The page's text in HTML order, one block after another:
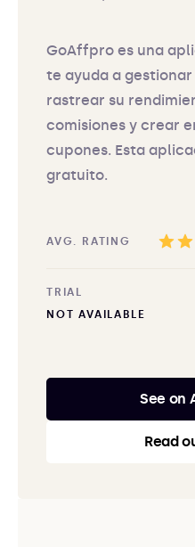
GoAffpro es una
te ayuda a
rastrear su
comisiones y crear
cupones. Esta
gratuito.
AVG. RATING
TRIAL
NOT AVAILABLE
See on
Read